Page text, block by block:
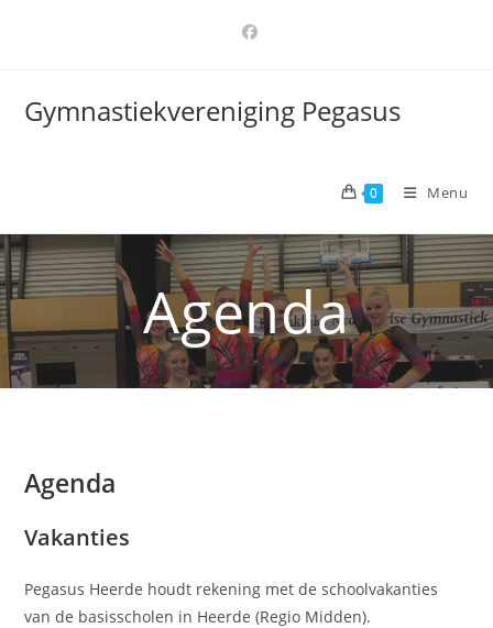
Gymnastiekvereniging Pegasus
0 Menu
Agenda
Agenda
Vakanties
Pegasus Heerde houdt rekening met de schoolvakanties
van de basisscholen in Heerde (Regio Midden).